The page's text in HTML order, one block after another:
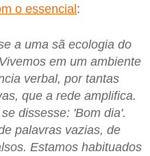
o essencial :
a uma sã ecologia do
em um ambiente
verbal, por tantas
que a rede amplifica.
dissesse: 'Bom dia'.
palavras vazias, de
Estamos habituados